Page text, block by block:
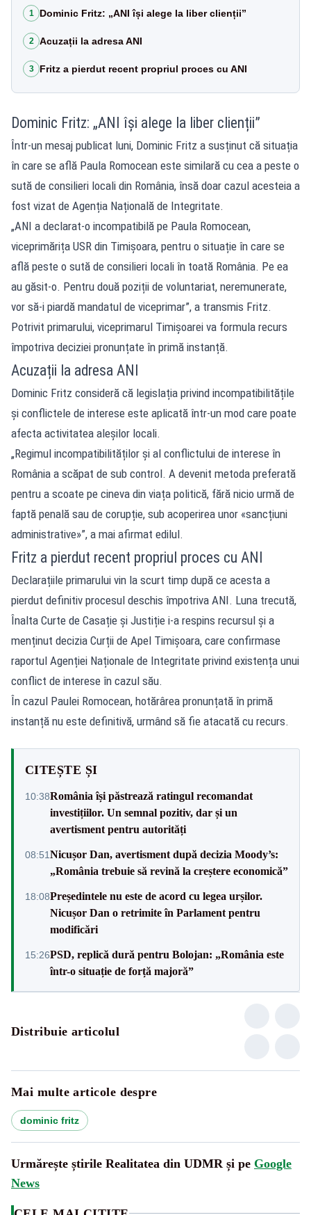
1 Dominic Fritz: „ANI își alege la liber clienții”
2 Acuzații la adresa ANI
3 Fritz a pierdut recent propriul proces cu ANI
Dominic Fritz: „ANI își alege la liber clienții”
Într-un mesaj publicat luni, Dominic Fritz a susținut că situația
în care se află Paula Romocean este similară cu cea a peste o
sută de consilieri locali din România, însă doar cazul acesteia a
fost vizat de Agenția Națională de Integritate.
„ANI a declarat-o incompatibilă pe Paula Romocean,
viceprimărița USR din Timișoara, pentru o situație în care se
află peste o sută de consilieri locali în toată România. Pe ea
au găsit-o. Pentru două poziții de voluntariat, neremunerate,
vor să-i piardă mandatul de viceprimar”, a transmis Fritz.
Potrivit primarului, viceprimarul Timișoarei va formula recurs
împotriva deciziei pronunțate în primă instanță.
Acuzații la adresa ANI
Dominic Fritz consideră că legislația privind incompatibilitățile
și conflictele de interese este aplicată într-un mod care poate
afecta activitatea aleșilor locali.
„Regimul incompatibilităților și al conflictului de interese în
România a scăpat de sub control. A devenit metoda preferată
pentru a scoate pe cineva din viața politică, fără nicio urmă de
faptă penală sau de corupție, sub acoperirea unor «sancțiuni
administrative»”, a mai afirmat edilul.
Fritz a pierdut recent propriul proces cu ANI
Declarațiile primarului vin la scurt timp după ce acesta a
pierdut definitiv procesul deschis împotriva ANI. Luna trecută,
Înalta Curte de Casație și Justiție i-a respins recursul și a
menținut decizia Curții de Apel Timișoara, care confirmase
raportul Agenției Naționale de Integritate privind existența unui
conflict de interese în cazul său.
În cazul Paulei Romocean, hotărârea pronunțată în primă
instanță nu este definitivă, urmând să fie atacată cu recurs.
CITEȘTE ȘI
10:38România își păstrează ratingul recomandat
investițiilor. Un semnal pozitiv, dar și un
avertisment pentru autorități
08:51Nicușor Dan, avertisment după decizia Moody’s:
„România trebuie să revină la creștere economică”
18:08Președintele nu este de acord cu legea urșilor.
Nicușor Dan o retrimite în Parlament pentru
modificări
15:26PSD, replică dură pentru Bolojan: „România este
într-o situație de forță majoră”
Distribuie articolul
Mai multe articole despre
dominic fritz
Urmărește știrile Realitatea din UDMR și pe Google
News